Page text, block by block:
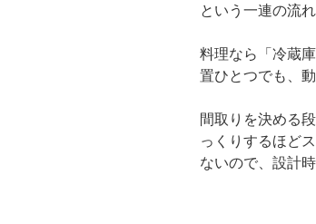
という一連の流
料理なら「冷蔵
置ひとつでも、
間取りを決める
っくりするほど
ないので、設計